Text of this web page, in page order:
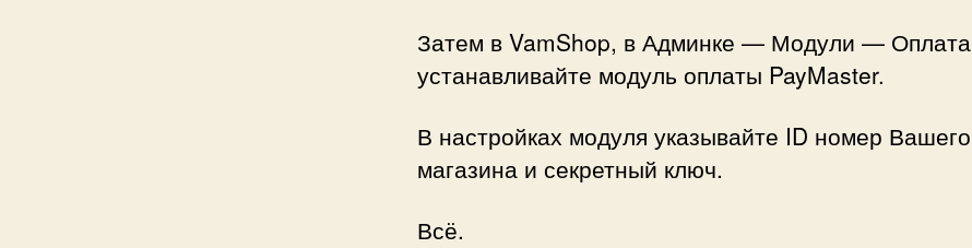
Затем в VamShop, в Админке — Модули — Оплата
устанавливайте модуль оплаты PayMaster.
В настройках модуля указывайте ID номер Вашего
магазина и секретный ключ.
Всё.